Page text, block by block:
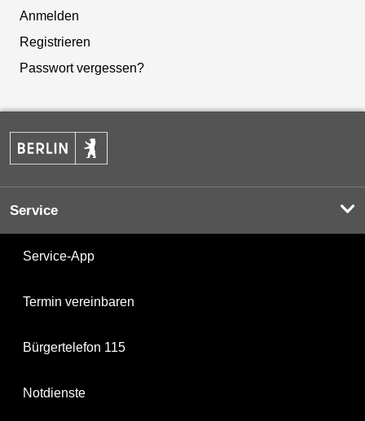
Anmelden
Registrieren
Passwort vergessen?
Service
Service-App
Termin vereinbaren
Bürgertelefon 115
Notdienste